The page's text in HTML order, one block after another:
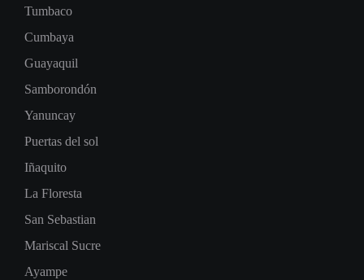
Tumbaco
Cumbaya
Guayaquil
Samborondón
Yanuncay
Puertas del sol
Iñaquito
La Floresta
San Sebastian
Mariscal Sucre
Ayampe